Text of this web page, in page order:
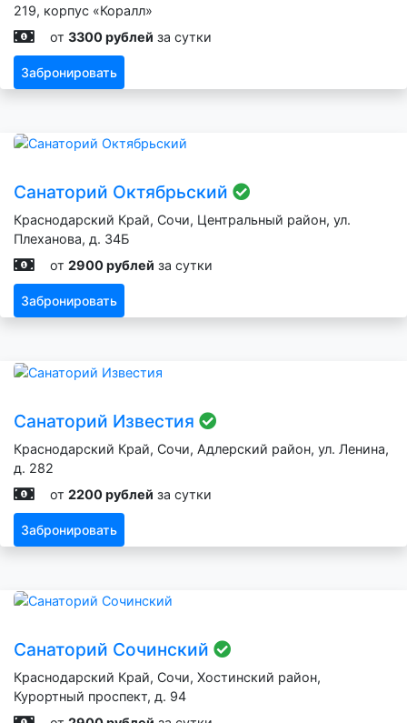
219, корпус «Коралл»
от 3300 рублей за сутки
Забронировать
Санаторий Октябрьский
Краснодарский Край, Сочи, Центральный район, ул.
Плеханова, д. 34Б
от 2900 рублей за сутки
Забронировать
Санаторий Известия
Краснодарский Край, Сочи, Адлерский район, ул. Ленина,
д. 282
от 2200 рублей за сутки
Забронировать
Санаторий Сочинский
Краснодарский Край, Сочи, Хостинский район,
Курортный проспект, д. 94